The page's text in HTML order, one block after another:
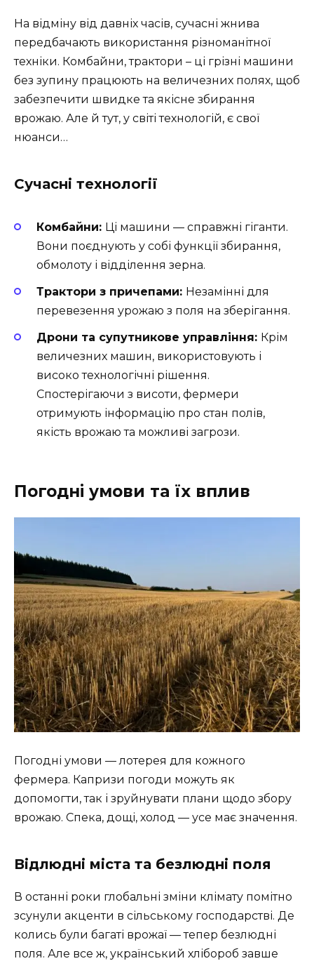
На відміну від давніх часів, сучасні жнива
передбачають використання різноманітної
техніки. Комбайни, трактори – ці грізні машини
без зупину працюють на величезних полях, щоб
забезпечити швидке та якісне збирання
врожаю. Але й тут, у світі технологій, є свої
нюанси…
Сучасні технології
Комбайни: Ці машини — справжні гіганти.
Вони поєднують у собі функції збирання,
обмолоту і відділення зерна.
Трактори з причепами: Незамінні для
перевезення урожаю з поля на зберігання.
Дрони та супутникове управління: Крім
величезних машин, використовують і
високо технологічні рішення.
Спостерігаючи з висоти, фермери
отримують інформацію про стан полів,
якість врожаю та можливі загрози.
Погодні умови та їх вплив
Погодні умови — лотерея для кожного
фермера. Капризи погоди можуть як
допомогти, так і зруйнувати плани щодо збору
врожаю. Спека, дощі, холод — усе має значення.
Відлюдні міста та безлюдні поля
В останні роки глобальні зміни клімату помітно
зсунули акценти в сільському господарстві. Де
колись були багаті врожаї — тепер безлюдні
поля. Але все ж, український хлібороб завше